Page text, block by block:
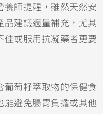
養師提醒，雖然天然安
品建議適量補充，尤其
佳或服用抗凝藥者更要
葡萄籽萃取物的保健食
能避免腸胃負擔或其他